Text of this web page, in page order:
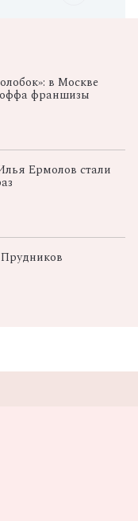
в Москве
франшизы
Ермолов стали